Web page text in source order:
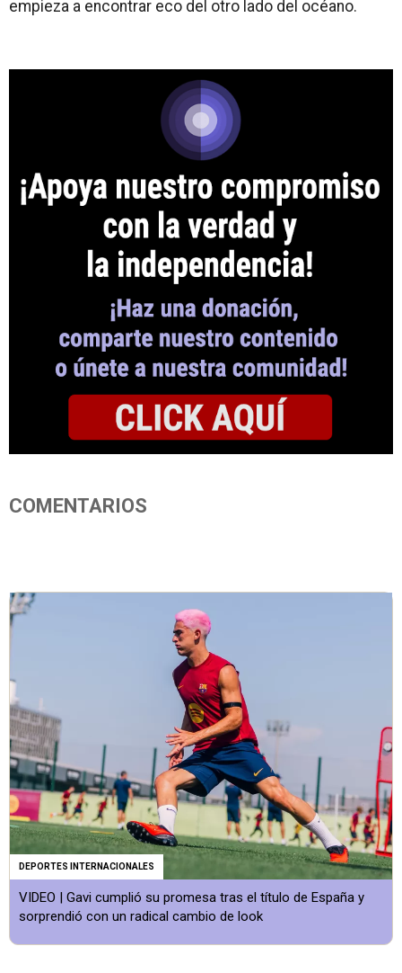
empieza a encontrar eco del otro lado del océano.
COMENTARIOS
DEPORTES INTERNACIONALES
VIDEO | Gavi cumplió su promesa tras el título de España y
sorprendió con un radical cambio de look